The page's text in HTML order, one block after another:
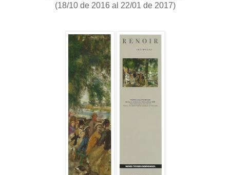
(18/10 de 2016 al 22/01 de 2017)